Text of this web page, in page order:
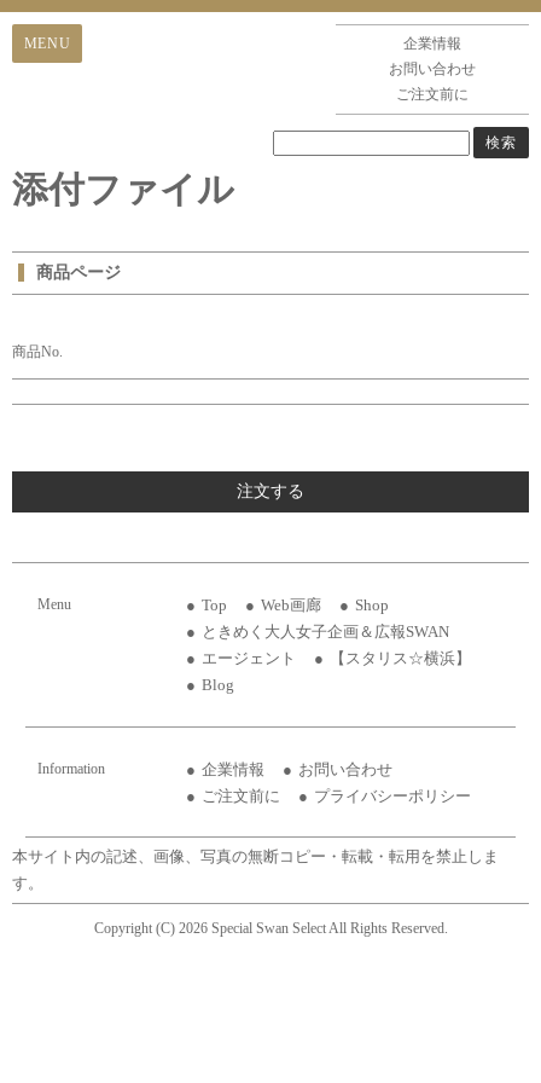
企業情報
お問い合わせ
ご注文前に
添付ファイル
商品ページ
商品No.
注文する
Menu Top Web画廊
Shop
ときめく大人女子企画＆広報SWAN
エージェント
【スタリス☆横浜】
Blog
Information 企業情報
お問い合わせ
ご注文前に
プライバシーポリシー
本サイト内の記述、画像、写真の無断コピー・転載・転用を禁止しま
す。
Copyright (C) 2026 Special Swan Select All Rights Reserved.